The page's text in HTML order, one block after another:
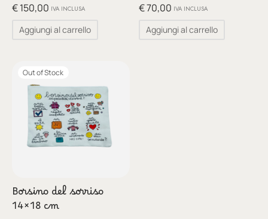
€150,00 IVA INCLUSA
Aggiungi al carrello
€70,00 IVA INCLUSA
Aggiungi al carrello
Out of Stock
Borsino del sorriso
14×18 cm